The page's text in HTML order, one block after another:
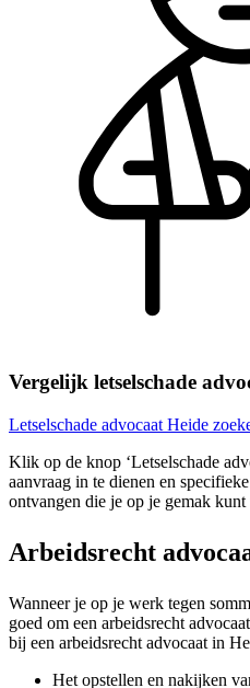
Vergelijk letselschade
Letselschade advocaat Heide
Klik op de knop ‘Letselschade
aanvraag in te dienen en
ontvangen die je op je gemak
Arbeidsrecht
Wanneer je op je werk tegen
goed om een arbeidsrecht
bij een arbeidsrecht advocaat in
Het opstellen en nakijken